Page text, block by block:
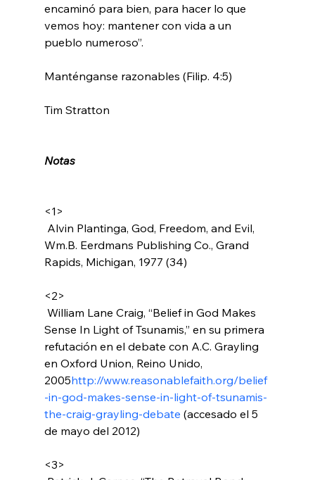
encaminó para bien, para hacer lo que
vemos hoy: mantener con vida a un
pueblo numeroso”.
Manténganse razonables (Filip. 4:5)
Tim Stratton
Notas
<1>
Wm.B. Eerdmans Publishing Co., Grand
Rapids, Michigan, 1977 (34)
<2>
Sense In Light of Tsunamis,” en su primera
refutación en el debate con A.C. Grayling
en Oxford Union, Reino Unido,
2005http://www.reasonablefaith.org/belief
-in-god-makes-sense-in-light-of-tsunamis-
the-craig-grayling-debate (accesado el 5
de mayo del 2012)
<3>